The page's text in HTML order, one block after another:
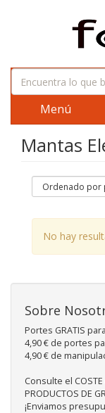
Menú
Mantas
No hay
Sobre
Portes GRATIS
4,90 € de portes
4,90 € de
Consulte el
PRODUCTOS DE
¡Enviamos